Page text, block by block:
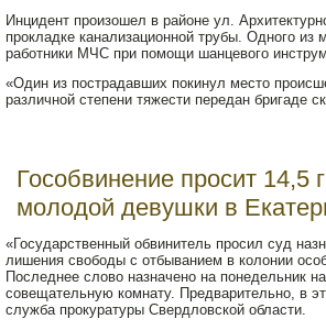
Инцидент произошел в районе ул.
прокладке канализационной трубы. Одного
работники МЧС при помощи шанцевого
«Один из пострадавших покинул место
различной степени тяжести передан
Гособвинение просит
молодой девушки в
«Государственный обвинитель просил суд
лишения свободы с отбыванием в колонии
Последнее слово назначено на понедельник
совещательную комнату. Предварительно, в
служба прокуратуры Свердловской области.